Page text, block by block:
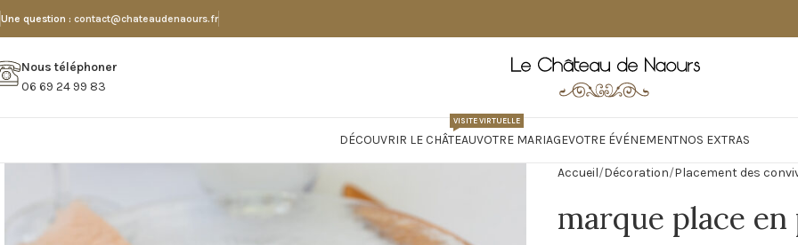
Une question : contact@chateaudenaours.fr
Nous téléphoner
06 69 24 99 83
DÉCOUVRIR LE CHÂTEAU
VISITE VIRTUELLE
VOTRE MARIAGEVOTRE ÉVÉNEMENTNOS EXTRAS
Accueil Décoration Placement des
marque place en